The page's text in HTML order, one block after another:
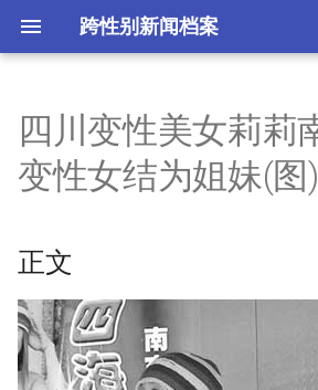
跨性别新闻档案
n
t
a
l
i
正文
附加信息 [Processed Page
四川变性美女莉莉
变性女结为姐妹(图)
正文